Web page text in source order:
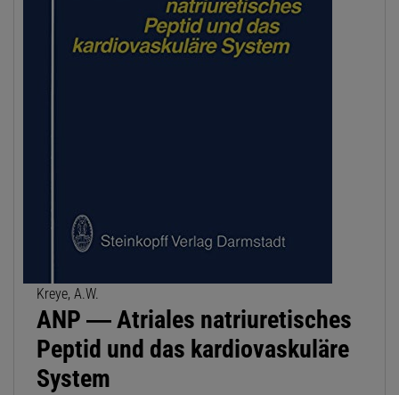
Kreye, A.W.
ANP ― Atriales natriuretisches
Peptid und das kardiovaskuläre
System